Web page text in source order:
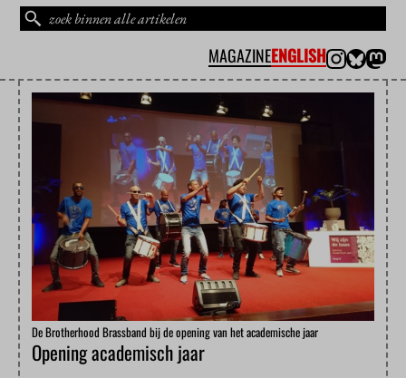
MAGAZINEENGLISH
De Brotherhood Brassband bij de opening van het academische jaar
Opening academisch jaar